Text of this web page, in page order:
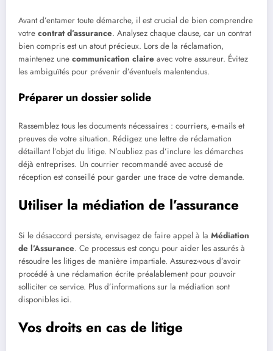
Avant d’entamer toute démarche, il est crucial de bien comprendre
votre contrat d’assurance. Analysez chaque clause, car un contrat
bien compris est un atout précieux. Lors de la réclamation,
maintenez une communication claire avec votre assureur. Évitez
les ambiguïtés pour prévenir d’éventuels malentendus.
Préparer un dossier solide
Rassemblez tous les documents nécessaires : courriers, e-mails et
preuves de votre situation. Rédigez une lettre de réclamation
détaillant l’objet du litige. N’oubliez pas d’inclure les démarches
déjà entreprises. Un courrier recommandé avec accusé de
réception est conseillé pour garder une trace de votre demande.
Utiliser la médiation de l’assurance
Si le désaccord persiste, envisagez de faire appel à la Médiation
de l’Assurance. Ce processus est conçu pour aider les assurés à
résoudre les litiges de manière impartiale. Assurez-vous d’avoir
procédé à une réclamation écrite préalablement pour pouvoir
solliciter ce service. Plus d’informations sur la médiation sont
disponibles ici.
Vos droits en cas de litige